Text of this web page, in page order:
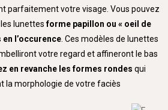
parfaitement votre visage. Vous pouvez
lunettesforme papillon ou « oeil de
l’occurence . Ces modèles de lunettes
votre regard et affineront le bas
en revanche les formes rondes qui
la morphologie de votre faciès